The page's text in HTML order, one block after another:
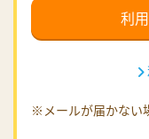
※メールが届かない